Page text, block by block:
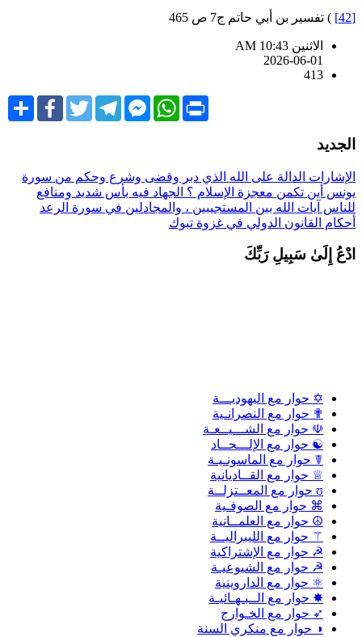
) تفسير بن أبي حاتم ج7 ص 465
الاثنين AM 10:43
2026-06-01
413
ShareFacebookTwitterTelegramFacebook
Messenger
WhatsApp Print
الدالة على الله الذي دبر وقضى وشرع وحكم من سورة
أين تكمن معجزة الإسلام ؟ الجهاد فيه بأس شديد ومنافع
آيات الله بين المستجيبين ، والمجادلين في سورة الرعد
القانون الدولي في غزوة تبوك
إِلَىٰ سَبِيلِ رَبِّكَ
✡ حوار مع اليهوديـــة
✟ حوار مع النصرانـية
☫ حوار مع الشـــيــعـة
☯ حوار مع الإلـــحــاد
☤ حوار مع الماسونـيـة
♕ حوار مع القــاديانية
ʊ حوار مع المعــتزلــة
⌘ حوار مع الصوفـية
☮ حوار مع العلمــانية
⚚ حوار مع الليبراليــة
☭ حوار مع الإشتراكية
☭ حوار مع الشيوعيـة
⚛ حوار مع الداروينية
✸ حوار مع الــبـهـائيـة
➶ حوار مع الخـوارج
◑ حوار مع منكري السنة